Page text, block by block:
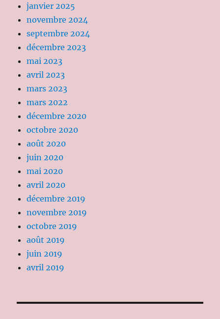
janvier 2025
novembre 2024
septembre 2024
décembre 2023
mai 2023
avril 2023
mars 2023
mars 2022
décembre 2020
octobre 2020
août 2020
juin 2020
mai 2020
avril 2020
décembre 2019
novembre 2019
octobre 2019
août 2019
juin 2019
avril 2019